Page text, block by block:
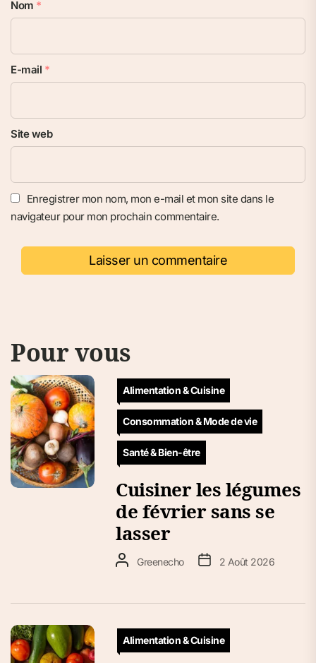
Nom *
E-mail *
Site web
Enregistrer mon nom, mon e-mail et mon site dans le
navigateur pour mon prochain commentaire.
Pour vous
Alimentation & Cuisine
Consommation & Mode de vie
Santé & Bien-être
Cuisiner les légumes
de février sans se
lasser
Greenecho 2 Août 2026
Alimentation & Cuisine